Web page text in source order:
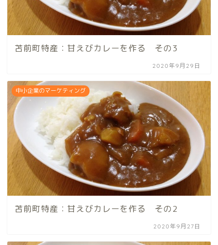
苫前町特産：甘えびカレーを作る その3
2020年9月29日
中小企業のマーケティング
苫前町特産：甘えびカレーを作る その2
2020年9月27日